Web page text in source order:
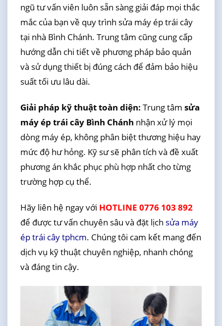
ngũ tư vấn viên luôn sẵn sàng giải đáp mọi thắc
mắc của bạn về quy trình sửa máy ép trái cây
tại nhà Bình Chánh. Trung tâm cũng cung cấp
hướng dẫn chi tiết về phương pháp bảo quản
và sử dụng thiết bị đúng cách để đảm bảo hiệu
suất tối ưu lâu dài.
Giải pháp kỹ thuật toàn diện: Trung tâm sửa
máy ép trái cây Bình Chánh nhận xử lý mọi
dòng máy ép, không phân biệt thương hiệu hay
mức độ hư hỏng. Kỹ sư sẽ phân tích và đề xuất
phương án khắc phục phù hợp nhất cho từng
trường hợp cụ thể.
Hãy liên hệ ngay với HOTLINE 0776 103 892
để được tư vấn chuyên sâu và đặt lịch sửa máy
ép trái cây tphcm. Chúng tôi cam kết mang đến
dịch vụ kỹ thuật chuyên nghiệp, nhanh chóng
và đáng tin cậy.